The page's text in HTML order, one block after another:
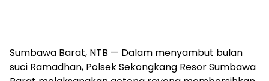
Sumbawa Barat, NTB — Dalam menyambut bulan
suci Ramadhan, Polsek Sekongkang Resor Sumbawa